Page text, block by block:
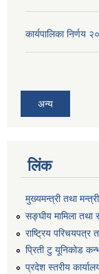
कार्यपालिका निर्णय
अन्य
लिंक
मुख्यमन्त्री तथा
सङ्‍घीय मामिला तथा
राष्ट्रिय परिचयपत्र
प्रिती टु यूनिकोड
प्रदेश स्तरीय